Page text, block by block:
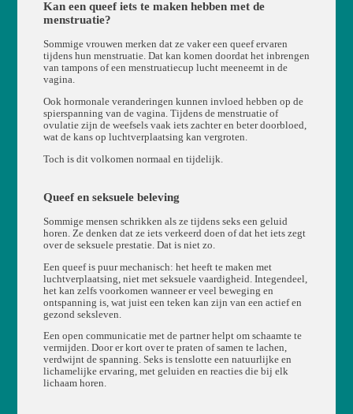
Kan een queef iets te maken hebben met de
menstruatie?
Sommige vrouwen merken dat ze vaker een queef ervaren
tijdens hun menstruatie. Dat kan komen doordat het inbrengen
van tampons of een menstruatiecup lucht meeneemt in de
vagina.
Ook hormonale veranderingen kunnen invloed hebben op de
spierspanning van de vagina. Tijdens de menstruatie of
ovulatie zijn de weefsels vaak iets zachter en beter doorbloed,
wat de kans op luchtverplaatsing kan vergroten.
Toch is dit volkomen normaal en tijdelijk.
Queef en seksuele beleving
Sommige mensen schrikken als ze tijdens seks een geluid
horen. Ze denken dat ze iets verkeerd doen of dat het iets zegt
over de seksuele prestatie. Dat is niet zo.
Een queef is puur mechanisch: het heeft te maken met
luchtverplaatsing, niet met seksuele vaardigheid. Integendeel,
het kan zelfs voorkomen wanneer er veel beweging en
ontspanning is, wat juist een teken kan zijn van een actief en
gezond seksleven.
Een open communicatie met de partner helpt om schaamte te
vermijden. Door er kort over te praten of samen te lachen,
verdwijnt de spanning. Seks is tenslotte een natuurlijke en
lichamelijke ervaring, met geluiden en reacties die bij elk
lichaam horen.